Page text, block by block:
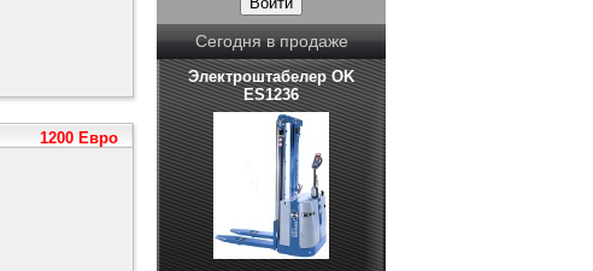
1200 Евро
Сегодня в продаже
Электроштабелер OK
ES1236